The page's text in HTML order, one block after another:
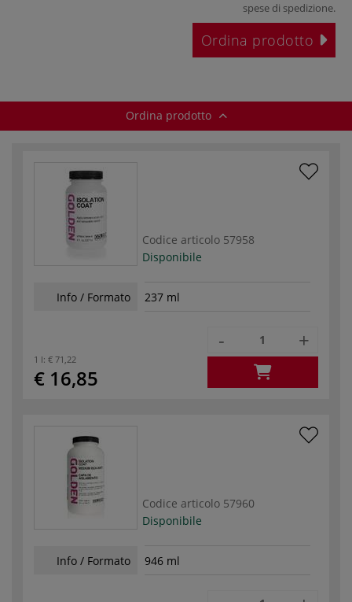
spese di spedizione.
Ordina prodotto
Ordina prodotto
Codice articolo 57958
Disponibile
Info / Formato 237 ml
1 l: € 71,22
€ 16,85
- +
Codice articolo 57960
Disponibile
Info / Formato 946 ml